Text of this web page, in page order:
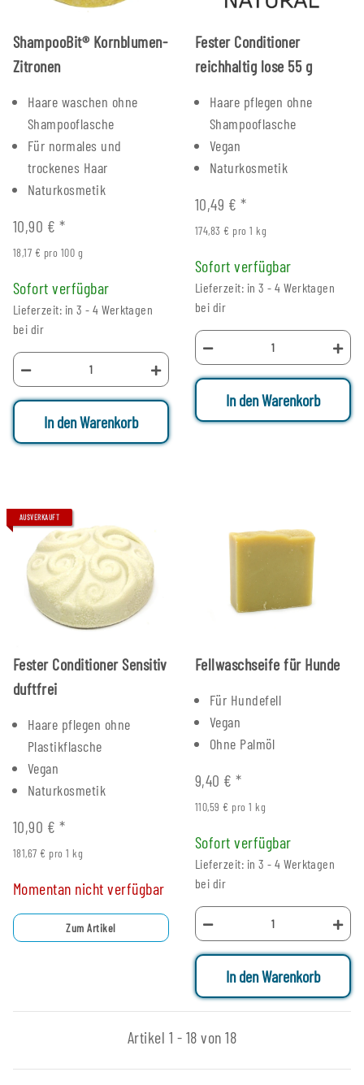
ShampooBit® Kornblumen-
Zitronen
Haare waschen ohne
Shampooflasche
Für normales und
trockenes Haar
Naturkosmetik
10,90 € *
18,17 € pro 100 g
Sofort verfügbar
Lieferzeit: in 3 - 4 Werktagen
bei dir
In den Warenkorb
Fester Conditioner
reichhaltig lose 55 g
Haare pflegen ohne
Shampooflasche
Vegan
Naturkosmetik
10,49 € *
174,83 € pro 1 kg
Sofort verfügbar
Lieferzeit: in 3 - 4 Werktagen
bei dir
In den Warenkorb
AUSVERKAUFT
Fester Conditioner Sensitiv
duftfrei
Haare pflegen ohne
Plastikflasche
Vegan
Naturkosmetik
10,90 € *
181,67 € pro 1 kg
Momentan nicht verfügbar
Zum Artikel
Fellwaschseife für Hunde
Für Hundefell
Vegan
Ohne Palmöl
9,40 €*
110,59 € pro 1 kg
Sofort verfügbar
Lieferzeit: in 3 - 4 Werktagen
bei dir
In den Warenkorb
Artikel 1 - 18 von 18